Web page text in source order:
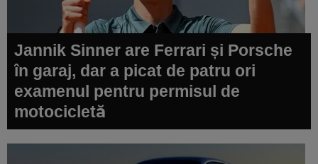
Jannik Sinner are Ferrari și Porsche
în garaj, dar a picat de patru ori
examenul pentru permisul de
motocicletă